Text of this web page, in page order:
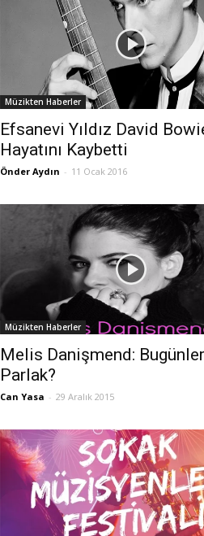
Müzikten Haberler
Efsanevi Yıldız David
Hayatını Kaybetti
Önder Aydın - 11 Ocak 2016
Müzikten Haberler
Melis Danişmend: Bugünler
Parlak?
Can Yasa - 29 Aralık 2015